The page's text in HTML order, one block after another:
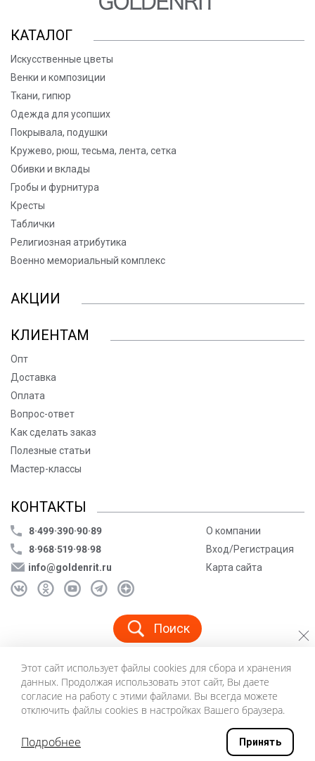
Профиль
КАТАЛОГ
Искусственные цветы
Венки и композиции
Ткани, гипюр
Одежда для усопших
Покрывала, подушки
Кружево, рюш, тесьма, лента, сетка
Обивки и вклады
Гробы и фурнитура
Кресты
Таблички
Религиозная атрибутика
Военно мемориальный комплекс
АКЦИИ
КЛИЕНТАМ
Опт
Доставка
Оплата
Вопрос-ответ
Как сделать заказ
Полезные статьи
Мастер-классы
КОНТАКТЫ
8·499·390·90·89
8·968·519·98·98
info@goldenrit.ru
О компании
Вход/Регистрация
Карта сайта
Поиск
© ООО «Голденрит», 2005-2026
Политика конфиденциальности
Этот сайт использует файлы cookies для сбора и хранения
данных. Продолжая использовать этот сайт, Вы даете
согласие на работу с этими файлами. Вы всегда можете
отключить файлы cookies в настройках Вашего браузера.
Подробнее Принять